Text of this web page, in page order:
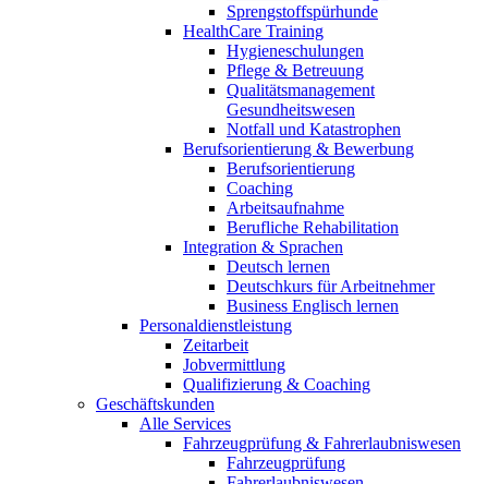
Sprengstoffspürhunde
HealthCare Training
Hygieneschulungen
Pflege & Betreuung
Qualitätsmanagement
Gesundheitswesen
Notfall und Katastrophen
Berufsorientierung & Bewerbung
Berufsorientierung
Coaching
Arbeitsaufnahme
Berufliche Rehabilitation
Integration & Sprachen
Deutsch lernen
Deutschkurs für Arbeitnehmer
Business Englisch lernen
Personaldienstleistung
Zeitarbeit
Jobvermittlung
Qualifizierung & Coaching
Geschäftskunden
Alle Services
Fahrzeugprüfung & Fahrerlaubniswesen
Fahrzeugprüfung